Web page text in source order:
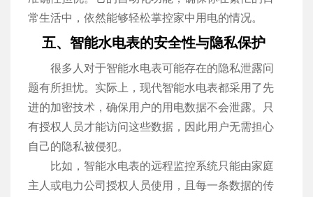
常生活中，依然能够轻松掌控家中用电的情况。
五、智能水电表的安全性与隐私保护
很多人对于智能水电表可能存在的隐私泄露问
题有所担忧。实际上，现代智能水电表都采用了先
进的加密技术，确保用户的用电数据不会泄露。只
有授权人员才能访问这些数据，因此用户无需担心
自己的隐私被侵犯。
比如，智能水电表的远程监控系统只能由家庭
主人或电力公司授权人员使用，且每一条数据的传